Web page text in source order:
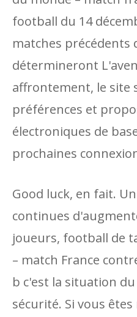
football du 14
matches précédents
détermineront
affrontement, le site
préférences et
électroniques de
prochaines
Good luck, en fait.
continues
joueurs, football de
– match France
b c'est la situation
sécurité. Si vous